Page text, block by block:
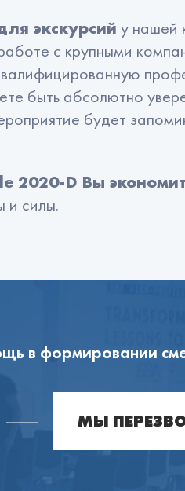
экскурсий у нашей
с крупными
быть абсолютно
будет
2020-D Вы
и силы.
в формировании
МЫ